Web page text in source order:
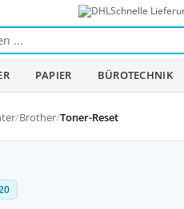
Schnelle
PAPIER BÜROTECHNIK
/Brother/Toner-Reset